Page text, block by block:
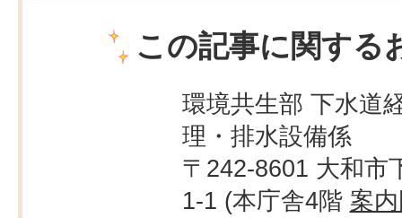
この記事に関する
環境共生部 下水道
理・排水設備係
〒242-8601 大和市
1-1 (本庁舎4階 案